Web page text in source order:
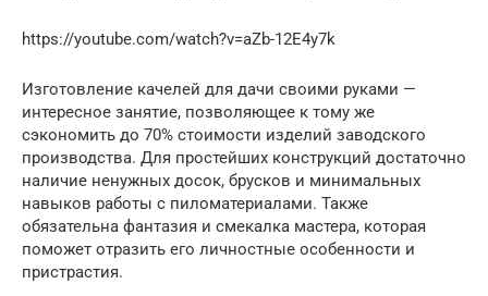
https://youtube.com/watch?v=aZb-12E4y7k
Изготовление качелей для дачи своими руками —
интересное занятие, позволяющее к тому же
сэкономить до 70% стоимости изделий заводского
производства. Для простейших конструкций достаточно
наличие ненужных досок, брусков и минимальных
навыков работы с пиломатериалами. Также
обязательна фантазия и смекалка мастера, которая
поможет отразить его личностные особенности и
пристрастия.